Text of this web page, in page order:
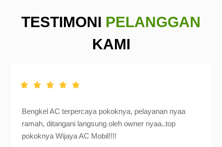
TESTIMONI PELANGGAN
KAMI
Bengkel AC terpercaya pokoknya, pelayanan nyaa
ramah, ditangani langsung oleh owner nyaa..top
pokoknya Wijaya AC Mobil!!!!